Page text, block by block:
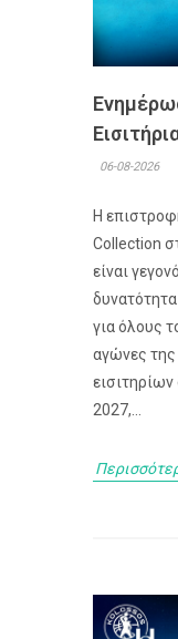
06-08-2026
Η
Collection
είναι
για όλους
αγώνες της
2027,...